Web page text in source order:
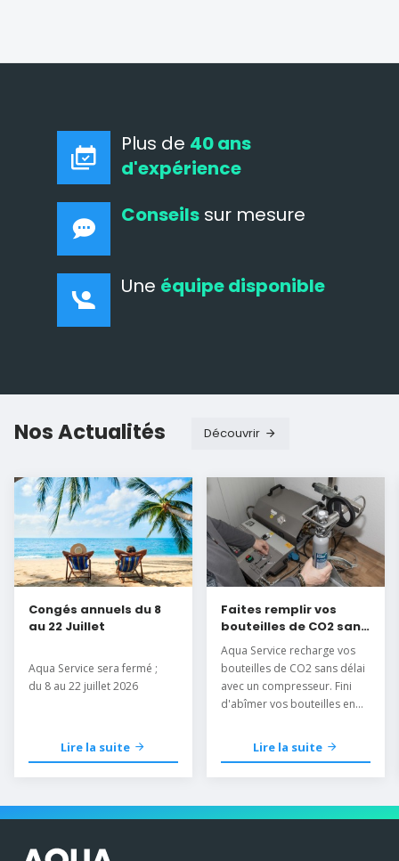
Plus de 40 ans
d'expérience
Conseils sur mesure
Une équipe disponible
Nos Actualités Découvrir
Congés annuels du 8
au 22 Juillet
Aqua Service sera fermé ;
du 8 au 22 juillet 2026
Lire la suite
Faites remplir vos
bouteilles de CO2 sans
délai
Aqua Service recharge vos
bouteilles de CO2 sans délai
avec un compresseur. Fini
d'abîmer vos bouteilles en
Lire la suite